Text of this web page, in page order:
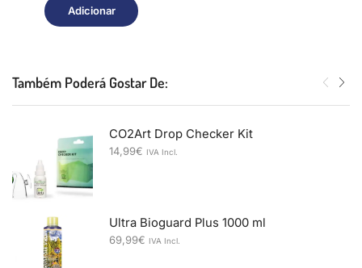
Adicionar
Também Poderá Gostar De:
CO2Art Drop Checker Kit
14,99€ IVA Incl.
Ultra Bioguard Plus 1000 ml
69,99€ IVA Incl.